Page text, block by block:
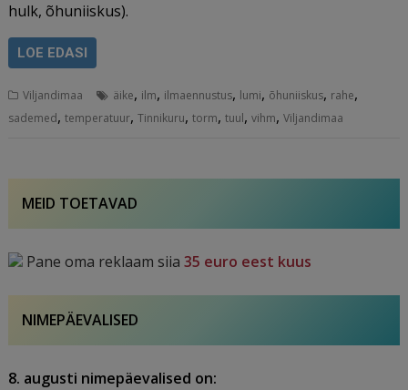
hulk, õhuniiskus).
LOE EDASI
Viljandimaa äike, ilm, ilmaennustus, lumi, õhuniiskus, rahe,
sademed,temperatuur,Tinnikuru,torm,tuul,vihm,Viljandimaa
MEID TOETAVAD
Pane oma reklaam siia35 euro eest kuus
NIMEPÄEVALISED
8. augusti nimepäevalised on: